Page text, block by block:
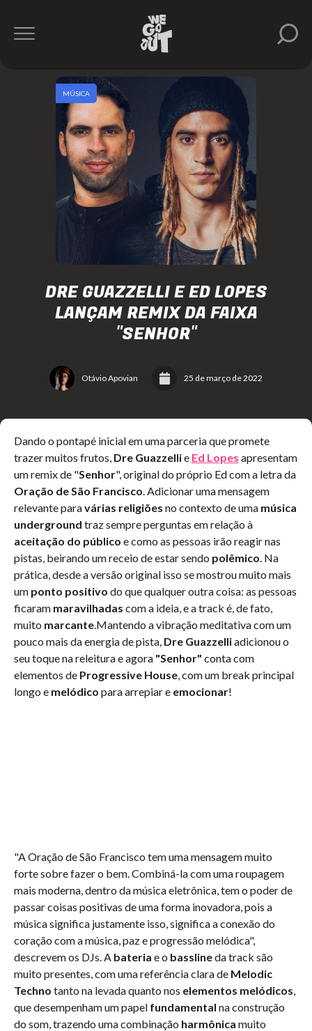
DRE GUAZZELLI E ED LOPES
LANÇAM REMIX DA FAIXA
"SENHOR"
Otávio Apovian 25 de março de 2022
MÚSICA
Dando o pontapé inicial em uma parceria que promete
trazer muitos frutos, Dre Guazzellie Ed Lopes apresentam
um remix de "Senhor", original do próprio Ed com a letra da
Oração de São Francisco. Adicionar uma mensagem
relevante paravárias religiões no contexto de uma música
underground traz sempre perguntas em relação à
aceitação do público e como as pessoas irão reagir nas
pistas, beirando um receio de estar sendo polêmico. Na
prática, desde a versão original isso se mostrou muito mais
um ponto positivo do que qualquer outra coisa: as pessoas
ficaram maravilhadas com a ideia, e a track é, de fato,
muito marcante.Mantendo a vibração meditativa com um
pouco mais da energia de pista, Dre Guazzelliadicionou o
seu toque na releitura e agora "Senhor" conta com
elementos de Progressive House, com um break principal
longo e melódico para arrepiar e emocionar!
"A Oração de São Francisco tem uma mensagem muito
forte sobre fazer o bem. Combiná-la com uma roupagem
mais moderna, dentro da música eletrônica, tem o poder de
passar coisas positivas de uma forma inovadora, pois a
música significa justamente isso, significa a conexão do
coração com a música, paz e progressão melódica",
descrevem os DJs. A bateria e o basslineda track são
muito presentes, com uma referência clara de Melodic
Techno tanto na levada quanto nos elementos melódicos,
que desempenham um papel fundamental na construção
do som, trazendo uma combinação harmônica muito